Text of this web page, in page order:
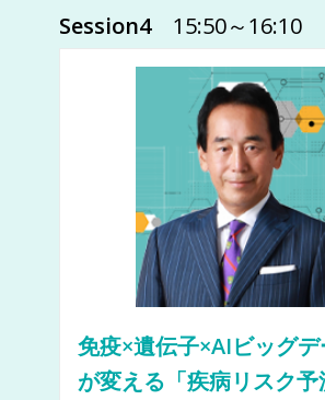
Session4 15:50～16:10
免疫×遺伝子×AIビッグ
が変える「疾病リスク予